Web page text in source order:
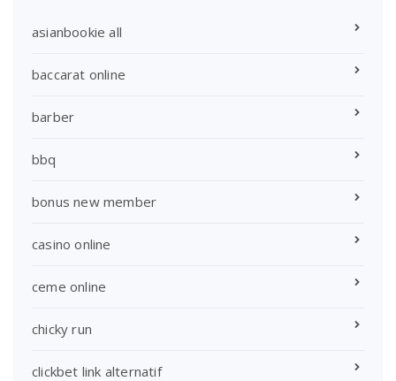
asianbookie all
baccarat online
barber
bbq
bonus new member
casino online
ceme online
chicky run
clickbet link alternatif